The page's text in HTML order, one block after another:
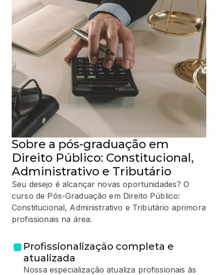
Sobre a pós-graduação em
Direito Público: Constitucional,
Administrativo e Tributário
Seu desejo é alcançar novas oportunidades? O
curso de Pós-Graduação em Direito Público:
Constitucional, Administrativo e Tributário aprimora
profissionais na área.
Profissionalização completa e
atualizada
Nossa especialização atualiza profissionais às